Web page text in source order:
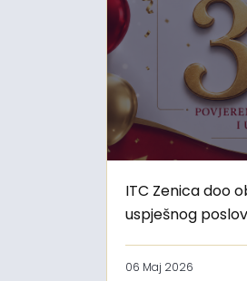
ITC Zenica doo
uspješnog
06 Maj 2026